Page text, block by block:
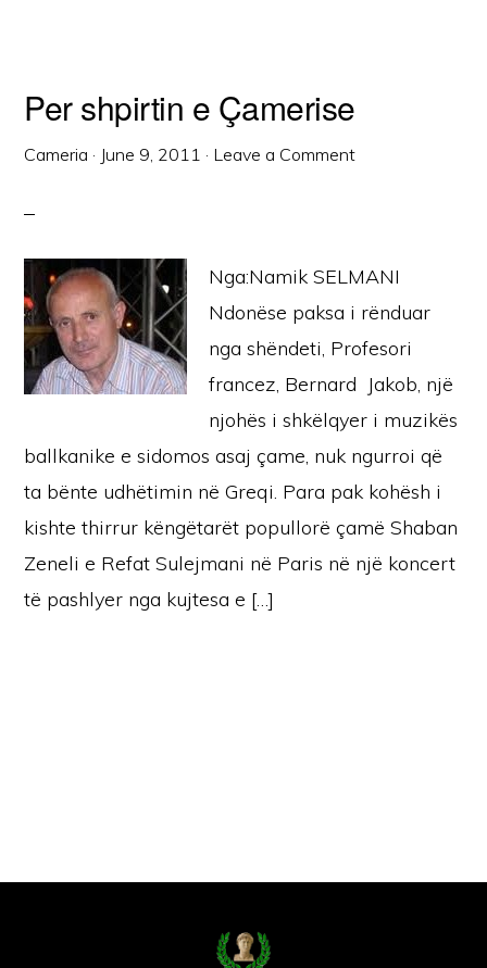
Per shpirtin e Çamerise
Cameria · June 9, 2011 · Leave a Comment
Nga:Namik SELMANI
Ndonëse paksa i rënduar
nga shëndeti, Profesori
francez, Bernard Jakob, një
njohës i shkëlqyer i muzikës
ballkanike e sidomos asaj çame, nuk ngurroi që
ta bënte udhëtimin në Greqi. Para pak kohësh i
kishte thirrur këngëtarët popullorë çamë Shaban
Zeneli e Refat Sulejmani në Paris në një koncert
të pashlyer nga kujtesa e […]